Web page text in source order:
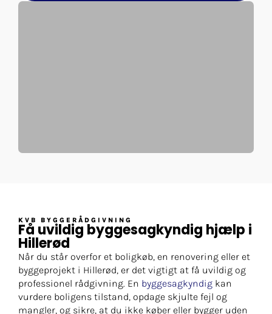
KVB BYGGERÅDGIVNING
Få uvildig byggesagkyndig hjælp i
Hillerød
Når du står overfor et boligkøb, en renovering eller et
byggeprojekt i Hillerød, er det vigtigt at få uvildig og
professionel rådgivning. En byggesagkyndig kan
vurdere boligens tilstand, opdage skjulte fejl og
mangler, og sikre, at du ikke køber eller bygger uden